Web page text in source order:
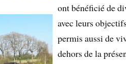
ont bénéficié de
avec leurs
permis aussi de
dehors de la